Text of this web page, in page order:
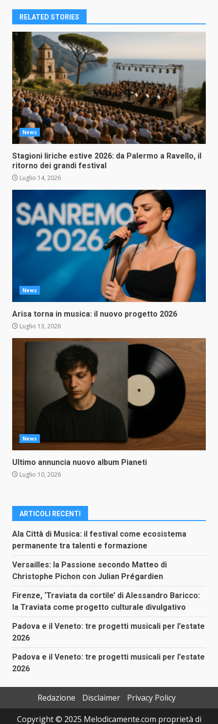
RELATED STORIES
News
Stagioni liriche estive 2026: da Palermo a Ravello, il
ritorno dei grandi festival
Luglio 14, 2026
News
Arisa torna in musica: il nuovo progetto 2026
Luglio 13, 2026
News
Ultimo annuncia nuovo album Pianeti
Luglio 10, 2026
ARTICOLI RECENTI
Ala Città di Musica: il festival come ecosistema
permanente tra talenti e formazione
Versailles: la Passione secondo Matteo di
Christophe Pichon con Julian Prégardien
Firenze, ‘Traviata da cortile’ di Alessandro Baricco:
la Traviata come progetto culturale divulgativo
Padova e il Veneto: tre progetti musicali per l’estate
2026
Padova e il Veneto: tre progetti musicali per l’estate
2026
Redazione Disclaimer
Privacy Policy
Copyright © 2025 Melodicamente.com proprietà di